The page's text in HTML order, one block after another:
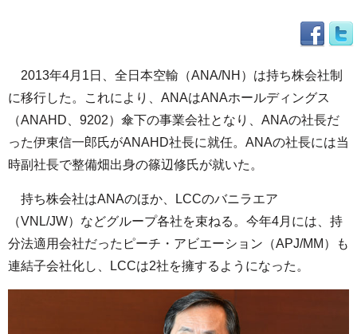
2013年4月1日、全日本空輸（ANA/NH）は持ち株会社制
に移行した。これにより、ANAはANAホールディングス
（ANAHD、9202）傘下の事業会社となり、ANAの社長だ
った伊東信一郎氏がANAHD社長に就任。ANAの社長には当
時副社長で整備畑出身の篠辺修氏が就いた。
持ち株会社はANAのほか、LCCのバニラエア
（VNL/JW）などグループ各社を束ねる。今年4月には、持
分法適用会社だったピーチ・アビエーション（APJ/MM）も
連結子会社化し、LCCは2社を擁するようになった。